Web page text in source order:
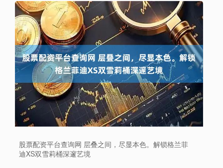
股票配资平台查询网 层叠之间，尽显本色。解锁格兰菲
迪XS双雪莉桶深邃艺境